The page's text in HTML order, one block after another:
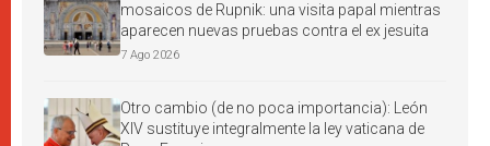
mosaicos de Rupnik: una visita papal mientras
aparecen nuevas pruebas contra el ex jesuita
7 Ago 2026
Otro cambio (de no poca importancia): León
XIV sustituye integralmente la ley vaticana de